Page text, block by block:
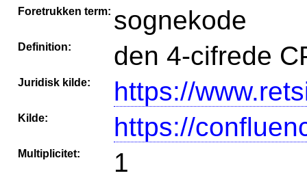
Foretrukken term: sognekode
Definition: den 4-cifrede
Juridisk kilde: https://
Kilde: https://
Multiplicitet: 1